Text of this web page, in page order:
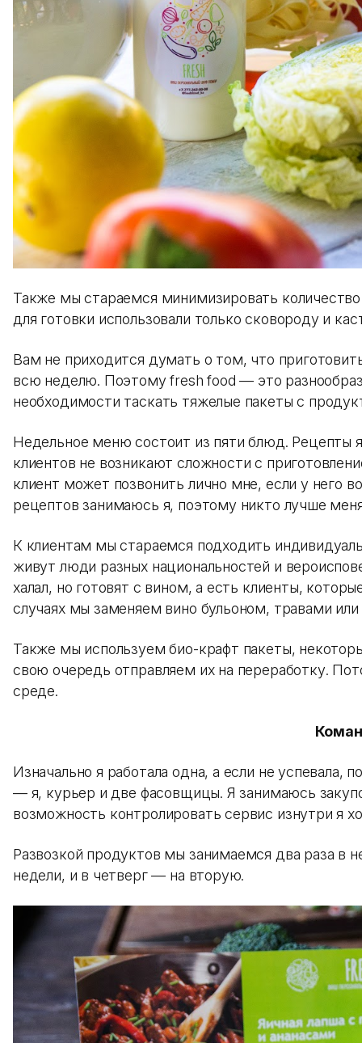
Также мы стараемся минимизировать
для готовки использовали только сковороду и
Вам не приходится думать о том, что
всю неделю. Поэтому fresh food — это
необходимости таскать тяжелые пакеты с
Недельное меню состоит из пяти блюд. Рецепты
клиентов не возникают сложности с
клиент может позвонить лично мне, если у него
рецептов занимаюсь я, поэтому никто лучше
К клиентам мы стараемся подходить
живут люди разных национальностей и
халал, но готовят с вином, а есть клиенты,
случаях мы заменяем вино бульоном, травами
Также мы используем био-крафт пакеты,
свою очередь отправляем их на переработку.
среде.
Изначально я работала одна, а если не успевала,
— я, курьер и две фасовщицы. Я занимаюсь
возможность контролировать сервис изнутри я
Развозкой продуктов мы занимаемся два раза в
недели, и в четверг — на вторую.